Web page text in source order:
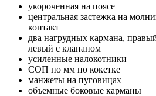
укороченная на поясе
центральная застежка на
контакт
два нагрудных кармана,
левый с клапаном
усиленные налокотники
СОП по мм по кокетке
манжеты на пуговицах
объемные боковые карманы